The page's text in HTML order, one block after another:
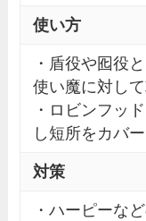
使い方
・盾役や囮役
使い魔に対し
・ロビンフッ
し短所をカバ
対策
・ハーピーな